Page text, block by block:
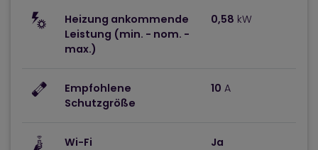
Heizung ankommende
Leistung (min. - nom. -
max.)
0,58 kW
Empfohlene
Schutzgröße
10 A
Wi-Fi Ja